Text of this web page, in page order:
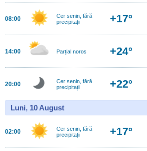
08:00
Cer senin, fără
precipitații
+17°
14:00 Parțial noros +24°
20:00
Cer senin, fără
precipitații
+22°
Luni, 10 August
02:00
Cer senin, fără
precipitații
+17°